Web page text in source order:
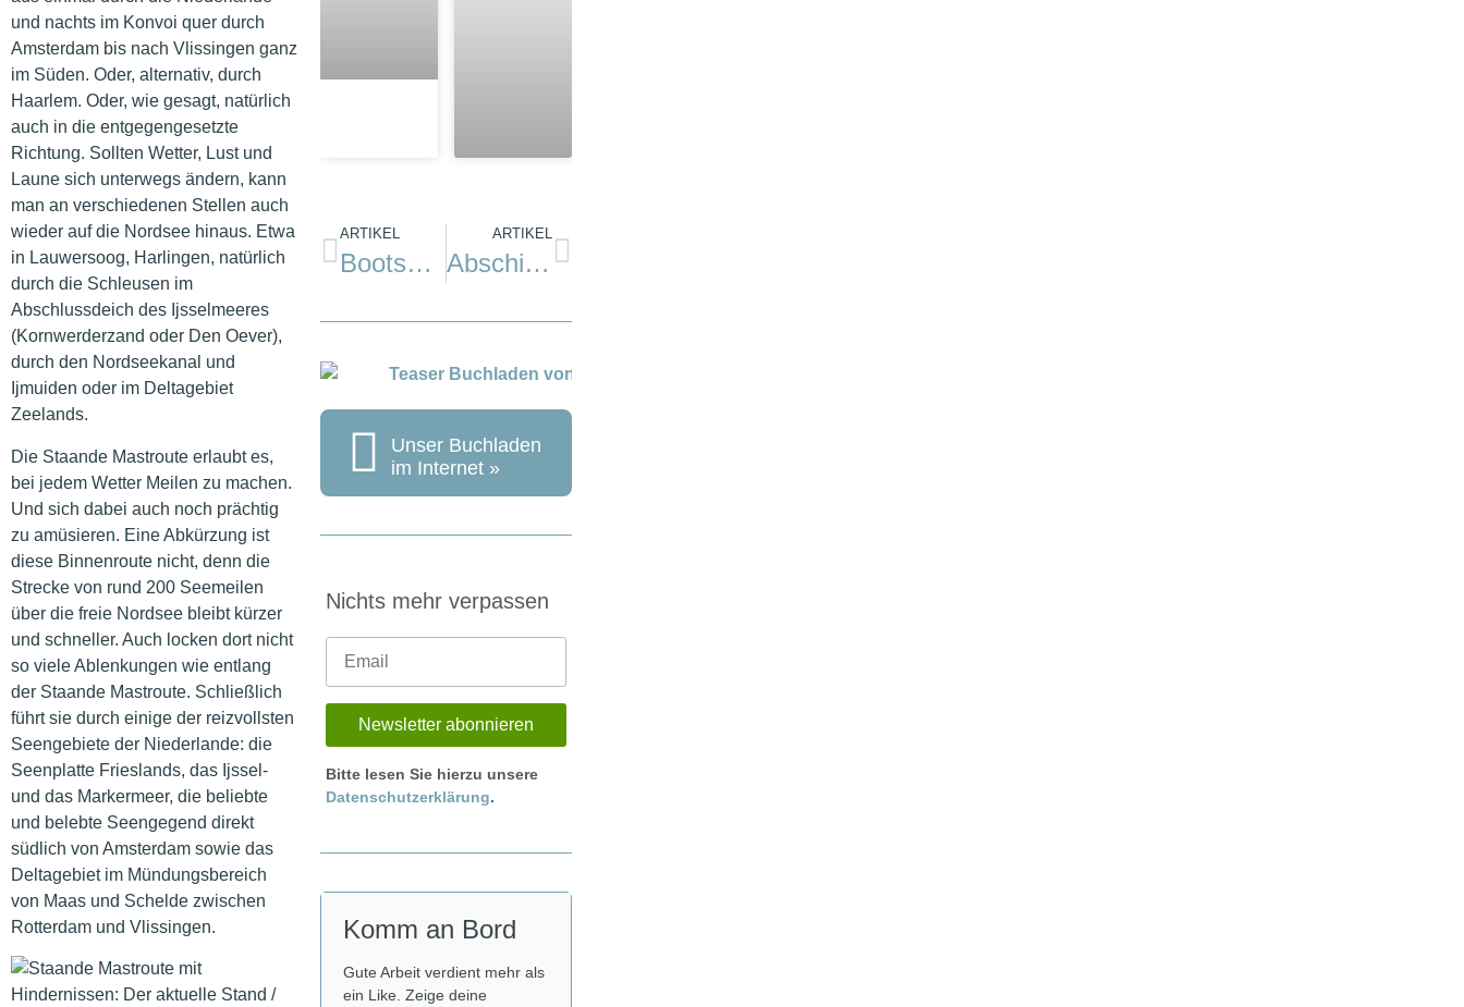
und nachts im Konvoi quer durch
Amsterdam bis nach Vlissingen ganz
im Süden. Oder, alternativ, durch
Haarlem. Oder, wie gesagt, natürlich
auch in die entgegengesetzte
Richtung. Sollten Wetter, Lust und
Laune sich unterwegs ändern, kann
man an verschiedenen Stellen auch
wieder auf die Nordsee hinaus. Etwa
in Lauwersoog, Harlingen, natürlich
durch die Schleusen im
Abschlussdeich des Ijsselmeeres
(Kornwerderzand oder Den Oever),
durch den Nordseekanal und
Ijmuiden oder im Deltagebiet
Zeelands.
Die Staande Mastroute erlaubt es,
bei jedem Wetter Meilen zu machen.
Und sich dabei auch noch prächtig
zu amüsieren. Eine Abkürzung ist
diese Binnenroute nicht, denn die
Strecke von rund 200 Seemeilen
über die freie Nordsee bleibt kürzer
und schneller. Auch locken dort nicht
so viele Ablenkungen wie entlang
der Staande Mastroute. Schließlich
führt sie durch einige der reizvollsten
Seengebiete der Niederlande: die
Seenplatte Frieslands, das Ijssel-
und das Markermeer, die beliebte
und belebte Seengegend direkt
südlich von Amsterdam sowie das
Deltagebiet im Mündungsbereich
von Maas und Schelde zwischen
Rotterdam und Vlissingen.
ARTIKEL
Bootspruefung.de: Einfacher lernen für den Segelschein
ARTIKEL
Abschied von Harald Mertes
Unser Buchladen
im Internet »
Nichts mehr verpassen
Bitte lesen Sie hierzu unsere
Datenschutzerklärung.
Komm an Bord
Gute Arbeit verdient mehr als
ein Like. Zeige deine